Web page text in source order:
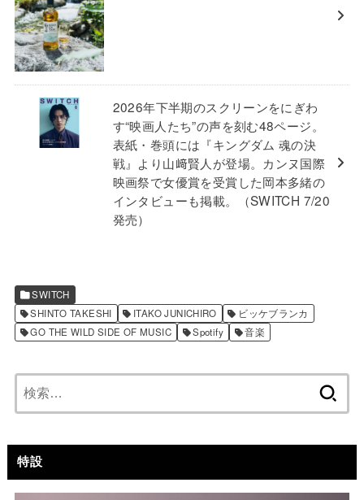
2026年下半期のスクリーンをにぎわ
す“映画人たち”の声を刻む48ページ。
表紙・巻頭には『キングダム 魂の決
戦』より山﨑賢人が登場。カンヌ国際
映画祭で女優賞を受賞した岡本多緒の
インタビューも掲載。（SWITCH 7/20
発売）
SWITCH
SHINTO TAKESHI
ITAKO JUNICHIRO
ビッケブランカ
GO THE WILD SIDE OF MUSIC
Spotify 音楽
特設